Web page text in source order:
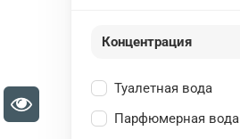
Концентрация
Туалетная вода
Парфюмерная вода